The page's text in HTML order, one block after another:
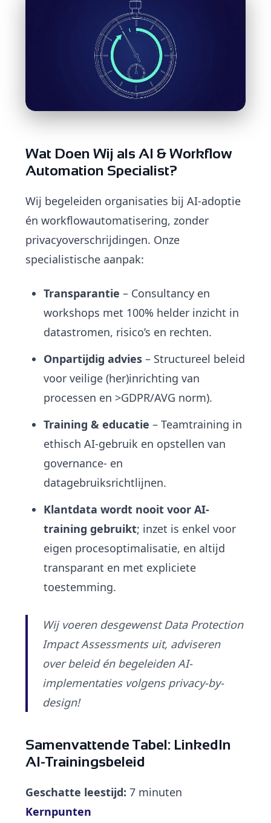
Wat Doen Wij als AI & Workflow
Automation Specialist?
Wij begeleiden organisaties bij AI-adoptie
én workflowautomatisering, zonder
privacyoverschrijdingen. Onze
specialistische aanpak:
Transparantie – Consultancy en
workshops met 100% helder inzicht in
datastromen, risico’s en rechten.
Onpartijdig advies – Structureel beleid
voor veilige (her)inrichting van
processen en >GDPR/AVG norm).
Training & educatie – Teamtraining in
ethisch AI-gebruik en opstellen van
governance- en
datagebruiksrichtlijnen.
Klantdata wordt nooit voor AI-
training gebruikt; inzet is enkel voor
eigen procesoptimalisatie, en altijd
transparant en met expliciete
toestemming.
Wij voeren desgewenst Data Protection
Impact Assessments uit, adviseren
over beleid én begeleiden AI-
implementaties volgens privacy-by-
design!
Samenvattende Tabel: LinkedIn
AI-Trainingsbeleid
Geschatte leestijd: 7 minuten
Kernpunten